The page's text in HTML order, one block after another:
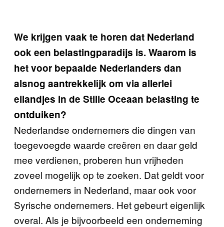
We krijgen vaak te horen dat Nederland
ook een belastingparadijs is. Waarom is
het voor bepaalde Nederlanders dan
alsnog aantrekkelijk om via allerlei
eilandjes in de Stille Oceaan belasting te
ontduiken?
Nederlandse ondernemers die dingen van
toegevoegde waarde creëren en daar geld
mee verdienen, proberen hun vrijheden
zoveel mogelijk op te zoeken. Dat geldt voor
ondernemers in Nederland, maar ook voor
Syrische ondernemers. Het gebeurt eigenlijk
overal. Als je bijvoorbeeld een onderneming